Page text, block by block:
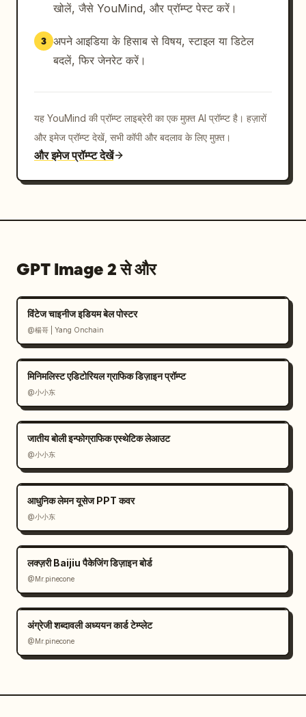
खोलें, जैसे YouMind, और प्रॉम्प्ट पेस्ट करें।
3 अपने आइडिया के हिसाब से विषय, स्टाइल या डिटेल
बदलें, फिर जेनरेट करें।
यह YouMind की प्रॉम्प्ट लाइब्रेरी का एक मुफ़्त AI प्रॉम्प्ट है। हज़ारों
और इमेज प्रॉम्प्ट देखें, सभी कॉपी और बदलाव के लिए मुफ़्त।
और इमेज प्रॉम्प्ट देखें
GPT Image 2 से और
विंटेज चाइनीज इडियम बेल पोस्टर
@楊哥 | Yang Onchain
मिनिमलिस्ट एडिटोरियल ग्राफिक डिज़ाइन प्रॉम्प्ट
@小小东
जातीय बोली इन्फोग्राफिक एस्थेटिक लेआउट
@小小东
आधुनिक लेमन यूसेज PPT कवर
@小小东
लक्ज़री Baijiu पैकेजिंग डिज़ाइन बोर्ड
@Mr.pinecone
अंग्रेजी शब्दावली अध्ययन कार्ड टेम्प्लेट
@Mr.pinecone